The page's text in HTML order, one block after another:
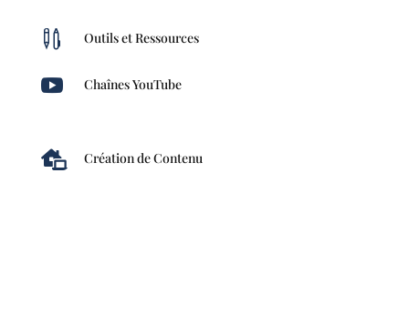
 Outils et Ressources
 Chaînes YouTube
 Création de Contenu